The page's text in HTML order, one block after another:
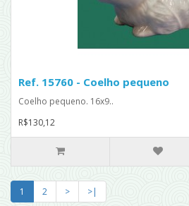
Ref. 15760 - Coelho pequeno
Coelho pequeno. 16x9..
R$130,12
1 2 >
>|